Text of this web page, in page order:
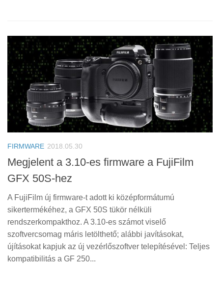
FIRMWARE 2018.05.30
Megjelent a 3.10-es firmware a FujiFilm
GFX 50S-hez
A FujiFilm új firmware-t adott ki középformátumú
sikertermékéhez, a GFX 50S tükör nélküli
rendszerkompakthoz. A 3.10-es számot viselő
szoftvercsomag máris letölthető; alábbi javításokat,
újításokat kapjuk az új vezérlőszoftver telepítésével: Teljes
kompatibilitás a GF 250...